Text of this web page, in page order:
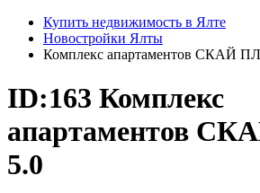
Купить недвижимость в Ялте
Новостройки Ялты
Комплекс апартаментов СКАЙ
ID:163 Комплекс
апартаментов
5.0